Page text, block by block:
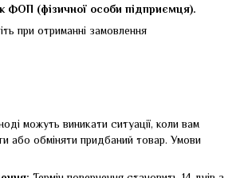
ФОП (фізичної особи підприємця).
при отриманні замовлення
можуть виникати ситуації, коли вам
або обміняти придбаний товар. Умови